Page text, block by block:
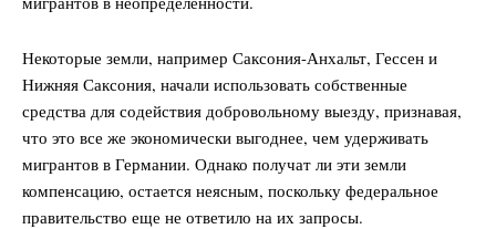
Некоторые земли, например Саксония-Анхальт, Гессен и
Нижняя Саксония, начали использовать собственные
средства для содействия добровольному выезду, признавая,
что это все же экономически выгоднее, чем удерживать
мигрантов в Германии. Однако получат ли эти земли
компенсацию, остается неясным, поскольку федеральное
правительство еще не ответило на их запросы.